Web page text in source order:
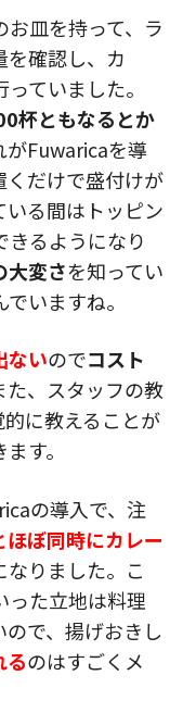
皿を持って、ラ
を確認し、カ
ていました。
杯ともなるとか
がFuwaricaを導
くだけで盛付けが
る間はトッピン
きるようになり
大変さを知ってい
いますね。
ないのでコスト
た、スタッフの教
に教えることが
す。
の導入で、注
ほぼ同時にカレー
なりました。こ
った立地は料理
で、揚げおきし
るのはすごくメ